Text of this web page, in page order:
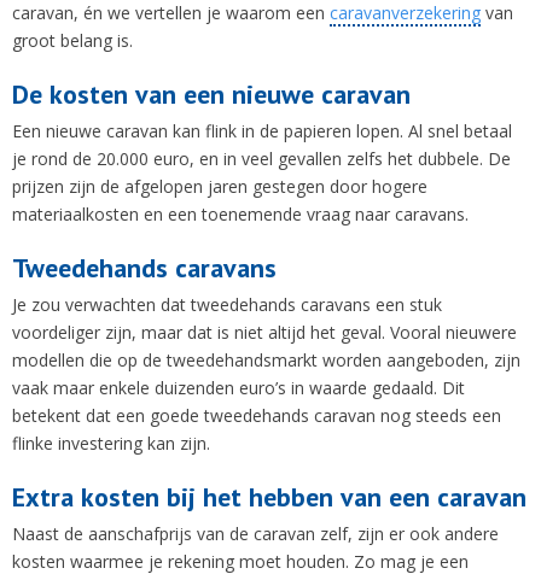
caravan, én we vertellen je waarom een caravanverzekering van
groot belang is.
De kosten van een nieuwe caravan
Een nieuwe caravan kan flink in de papieren lopen. Al snel betaal
je rond de 20.000 euro, en in veel gevallen zelfs het dubbele. De
prijzen zijn de afgelopen jaren gestegen door hogere
materiaalkosten en een toenemende vraag naar caravans.
Tweedehands caravans
Je zou verwachten dat tweedehands caravans een stuk
voordeliger zijn, maar dat is niet altijd het geval. Vooral nieuwere
modellen die op de tweedehandsmarkt worden aangeboden, zijn
vaak maar enkele duizenden euro’s in waarde gedaald. Dit
betekent dat een goede tweedehands caravan nog steeds een
flinke investering kan zijn.
Extra kosten bij het hebben van een caravan
Naast de aanschafprijs van de caravan zelf, zijn er ook andere
kosten waarmee je rekening moet houden. Zo mag je een